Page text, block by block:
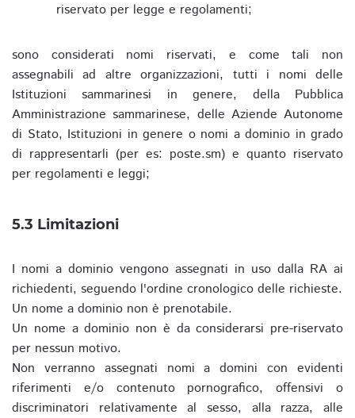
riservato per legge e regolamenti;
sono considerati nomi riservati, e come tali non
assegnabili ad altre organizzazioni, tutti i nomi delle
Istituzioni sammarinesi in genere, della Pubblica
Amministrazione sammarinese, delle Aziende Autonome
di Stato, Istituzioni in genere o nomi a dominio in grado
di rappresentarli (per es: poste.sm) e quanto riservato
per regolamenti e leggi;
5.3 Limitazioni
I nomi a dominio vengono assegnati in uso dalla RA ai
richiedenti, seguendo l'ordine cronologico delle richieste.
Un nome a dominio non è prenotabile.
Un nome a dominio non è da considerarsi pre-riservato
per nessun motivo.
Non verranno assegnati nomi a domini con evidenti
riferimenti e/o contenuto pornografico, offensivi o
discriminatori relativamente al sesso, alla razza, alle